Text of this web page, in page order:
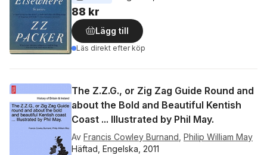
88 kr
Lägg till
Läs direkt efter köp
The Z.Z.G., or Zig Zag Guide Round and
about the Bold and Beautiful Kentish
Coast ... Illustrated by Phil May.
Av Francis Cowley Burnand Philip William May
Häftad, Engelska, 2011